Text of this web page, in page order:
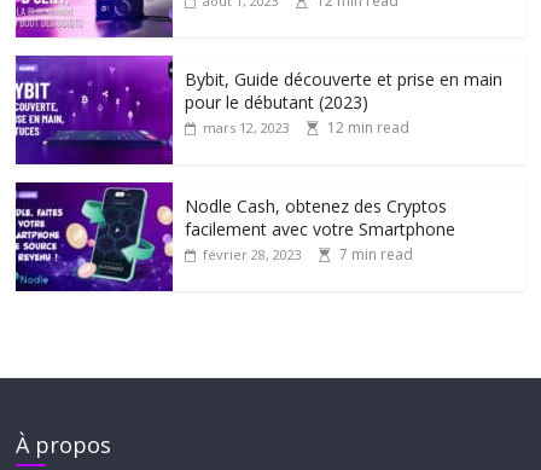
Bybit, Guide découverte et prise en main
pour le débutant (2023)
mars 12, 2023 12 min read
Nodle Cash, obtenez des Cryptos
facilement avec votre Smartphone
février 28, 2023 7 min read
À propos